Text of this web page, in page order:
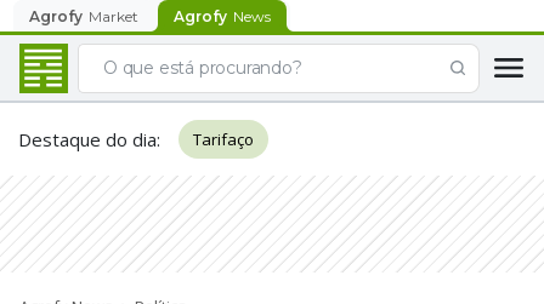
Agrofy Market Agrofy News
Destaque do dia: Tarifaço